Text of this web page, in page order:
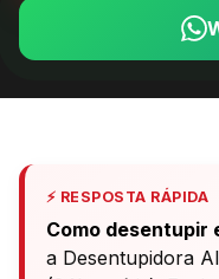
⚡ RESPOSTA RÁPIDA
Como desentupir
a Desentupidora